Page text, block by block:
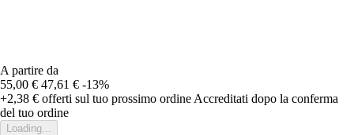
A partire da
55,00 € 47,61 € -13%
+2,38 € offerti sul tuo prossimo ordine Accreditati dopo la conferma
del tuo ordine
Loading...